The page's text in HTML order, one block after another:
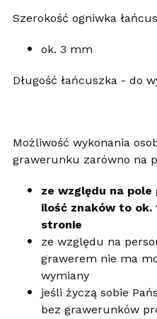
Szerokość ogniwka
ok. 3 mm
Długość łańcuszka - do
Możliwość wykonania
grawerunku zarówno na
ze względu na
ilość znaków to ok.
stronie
ze względu na
grawerem nie ma
wymiany
jeśli życzą sobie
bez grawerunków